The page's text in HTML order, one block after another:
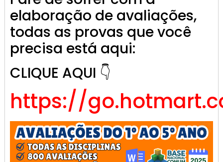
elaboração de avaliações,
todas as provas que você
precisa está aqui:
CLIQUE AQUI 👇
https://